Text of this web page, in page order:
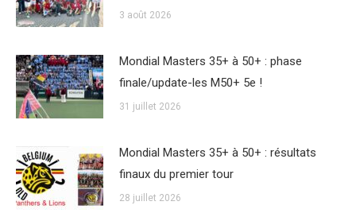
3 août 2026
Mondial Masters 35+ à 50+ : phase
finale/update-les M50+ 5e !
31 juillet 2026
Mondial Masters 35+ à 50+ : résultats
finaux du premier tour
28 juillet 2026